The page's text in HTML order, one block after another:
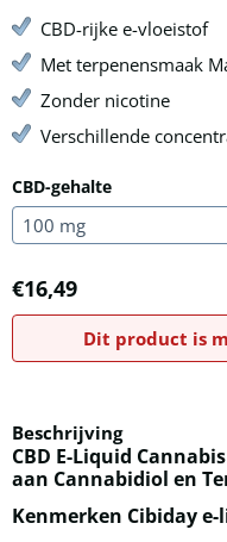
CBD-rijke e-vloeistof
Met terpenensmaak
Zonder nicotine
Verschillende
CBD-gehalte
€16,49
Dit product is
Beschrijving
CBD E-Liquid
aan Cannabidiol en
Kenmerken Cibiday